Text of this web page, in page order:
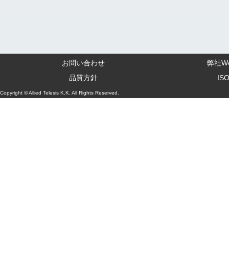
お問い合わせ
弊社
品質方針
Copyright © Allied Telesis K.K. All Rights Reserved.